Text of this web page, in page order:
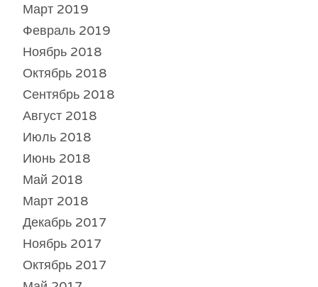
Март 2019
Февраль 2019
Ноябрь 2018
Октябрь 2018
Сентябрь 2018
Август 2018
Июль 2018
Июнь 2018
Май 2018
Март 2018
Декабрь 2017
Ноябрь 2017
Октябрь 2017